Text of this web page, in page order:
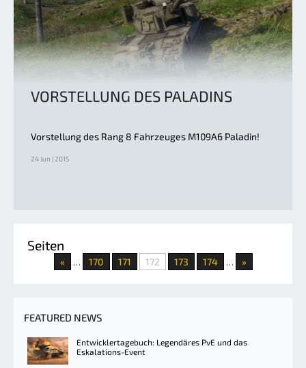
VORSTELLUNG DES PALADINS
Vorstellung des Rang 8 Fahrzeuges M109A6 Paladin!
24 Jun | 2015
Seiten
« … 170 171 172 173 174 … »
FEATURED NEWS
Entwicklertagebuch: Legendäres PvE und das
Eskalations-Event